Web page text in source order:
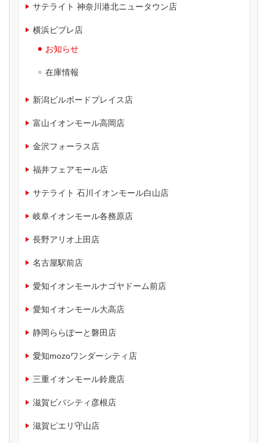
サテライト 神奈川港北ニュータウン店
横浜ビブレ店
お知らせ
在庫情報
新潟ビルボードプレイス店
富山イオンモール高岡店
金沢フォーラス店
福井フェアモール店
サテライト 石川イオンモール白山店
岐阜イオンモール各務原店
長野アリオ上田店
名古屋駅前店
愛知イオンモールナゴヤドーム前店
愛知イオンモール大高店
静岡ららぽーと磐田店
愛知mozoワンダーシティ店
三重イオンモール鈴鹿店
滋賀ビバシティ彦根店
滋賀ピエリ守山店